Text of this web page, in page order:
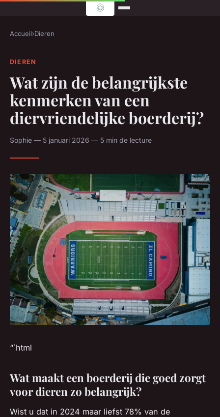
Accueil›Dieren
DIEREN
Wat zijn de belangrijkste
kenmerken van een
diervriendelijke boerderij?
Sophie — 5 januari 2026 — 5 min de lecture
“`html
Wat maakt een boerderij die goed zorgt
voor dieren zo belangrijk?
Wist u dat in 2024 maar liefst 78% van de